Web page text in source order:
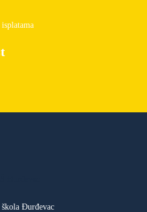
škola Đurđevac